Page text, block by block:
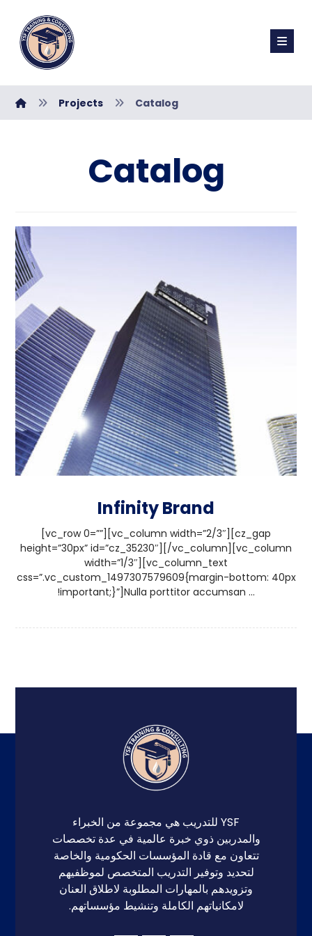
Projects Catalog
Catalog
Infinity Brand
[vc_row 0=””][vc_column width=”2/3″][cz_gap
height=”30px” id=”cz_35230″][/vc_column][vc_column
width=”1/3″][vc_column_text
css=”.vc_custom_1497307579609{margin-bottom: 40px
!important;}”]Nulla porttitor accumsan ...
YSF للتدريب هي مجموعة من الخبراء
والمدربين ذوي خبرة عالمية في عدة تخصصات
تتعاون مع قادة المؤسسات الحكومية والخاصة
لتحديد وتوفير التدريب المتخصص لموظفيهم
وتزويدهم بالمهارات المطلوبة لاطلاق العنان
لامكانياتهم الكاملة وتنشيط مؤسساتهم.